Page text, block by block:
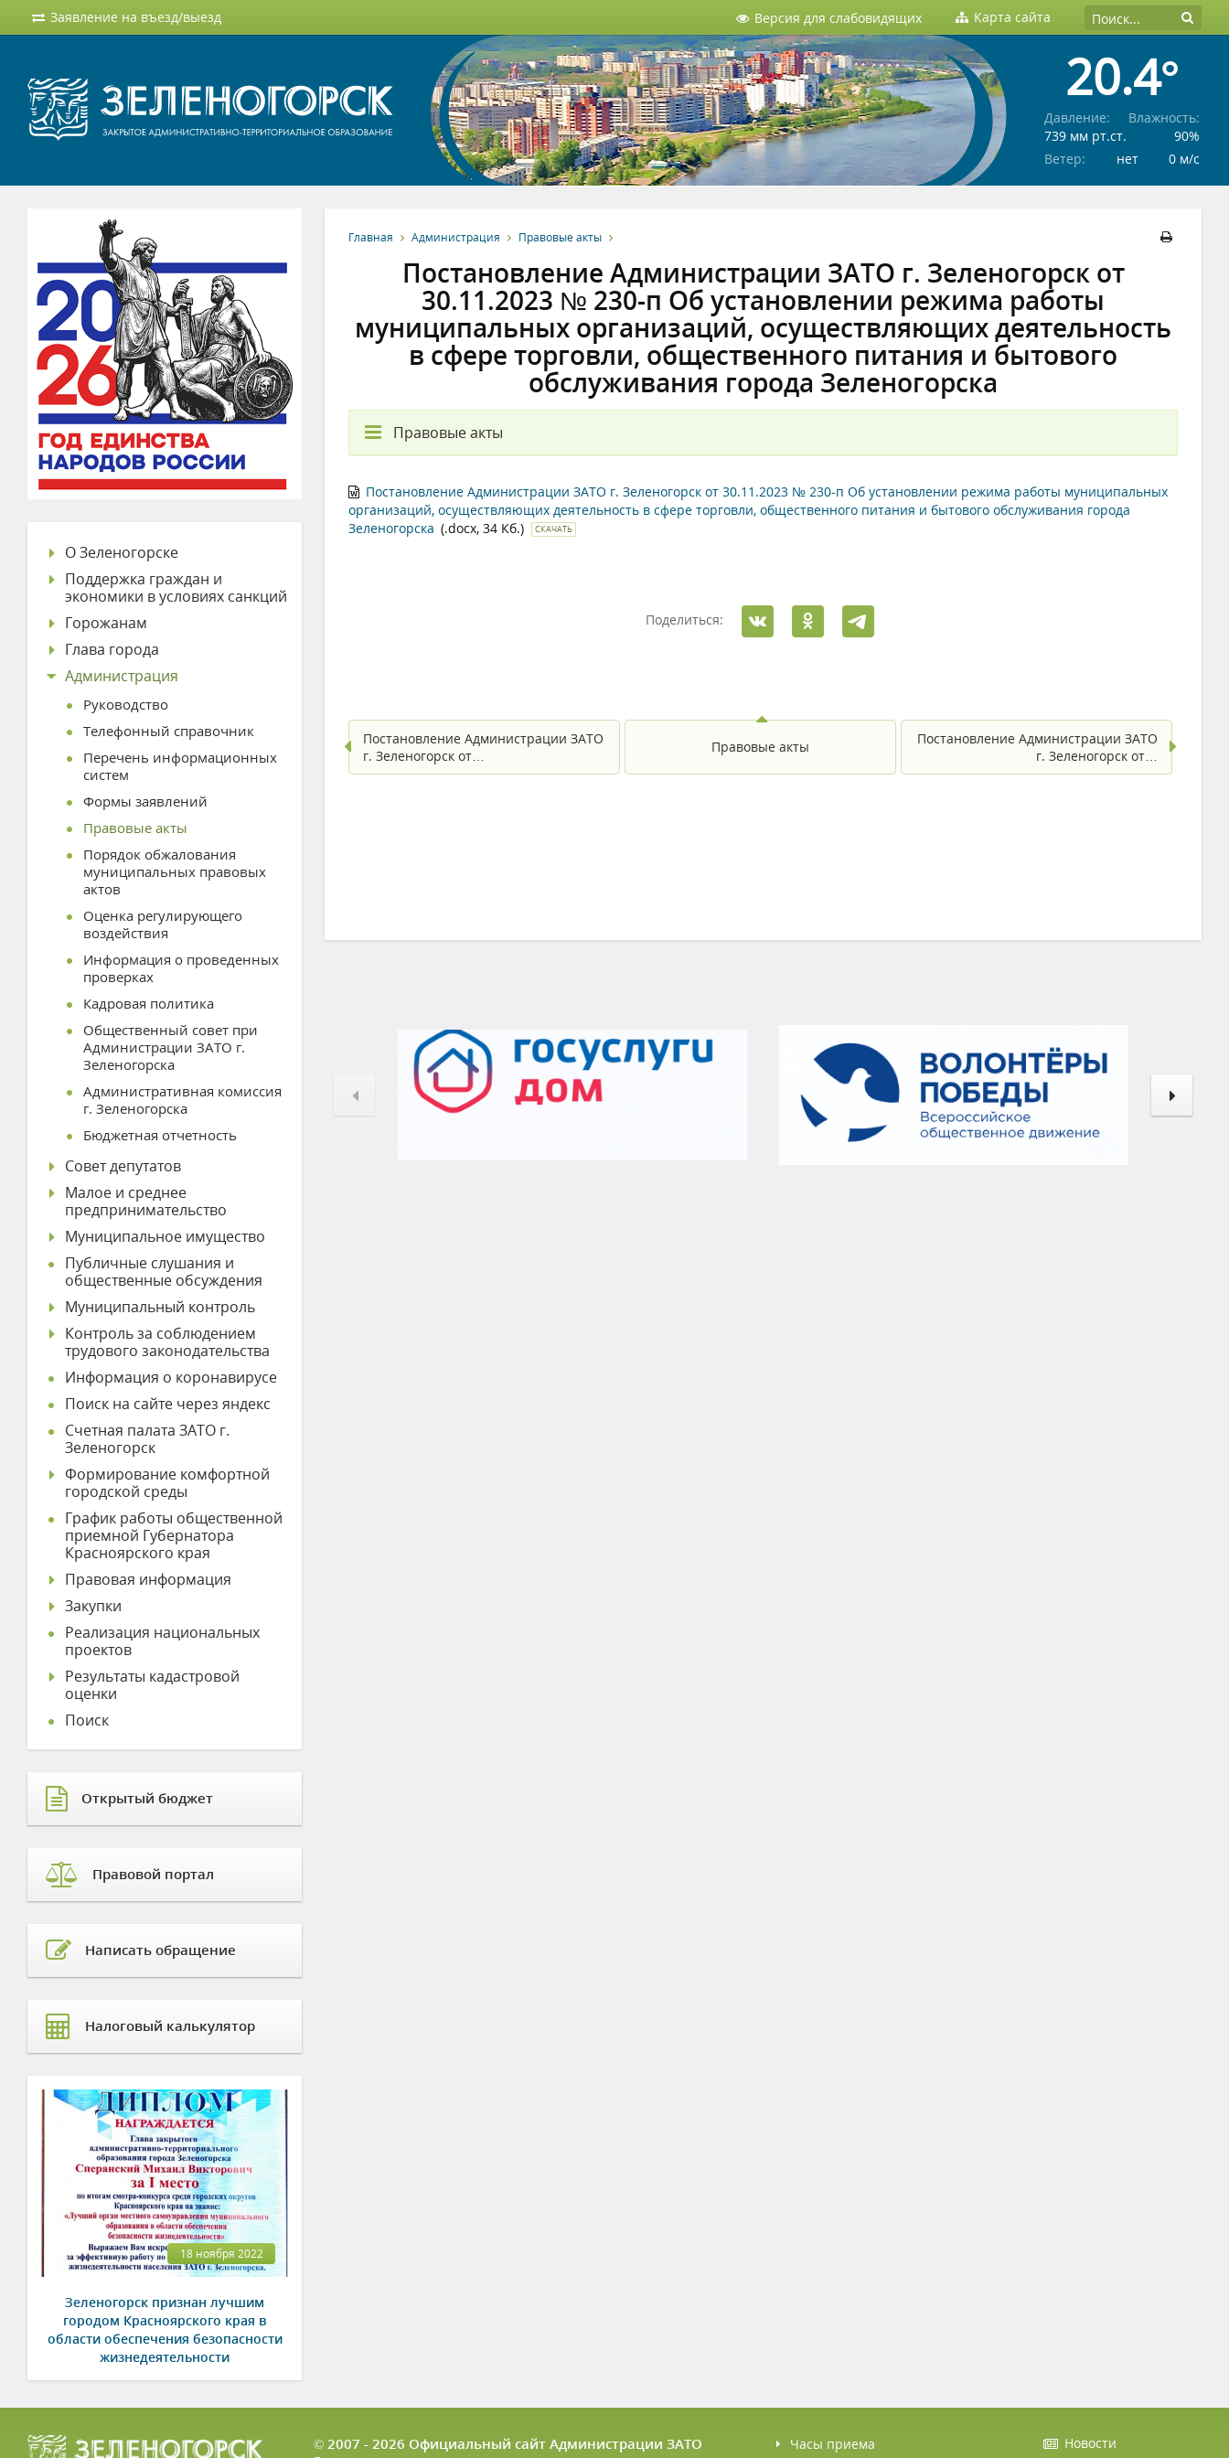
Заявление на въезд/выезд Версия для слабовидящих Карта сайта
20.4°
Давление:
739 мм рт.ст.
Влажность:
90%
Ветер:
нет 0 м/c
Главная Администрация Правовые акты
Постановление Администрации ЗАТО г. Зеленогорск от
30.11.2023 № 230-п Об установлении режима работы
муниципальных организаций, осуществляющих деятельность
в сфере торговли, общественного питания и бытового
обслуживания города Зеленогорска
Правовые акты
Постановление Администрации ЗАТО г. Зеленогорск от 30.11.2023 № 230-п Об установлении режима работы муниципальных
организаций, осуществляющих деятельность в сфере торговли, общественного питания и бытового обслуживания города
Зеленогорска (.docx, 34 Кб.) СКАЧАТЬ
Поделиться:
Постановление Администрации ЗАТО
г. Зеленогорск от…
Правовые акты
Постановление Администрации ЗАТО
г. Зеленогорск от…
О Зеленогорске
Поддержка граждан и
экономики в условиях санкций
Горожанам
Глава города
Администрация
Руководство
Телефонный справочник
Перечень информационных
систем
Формы заявлений
Правовые акты
Порядок обжалования
муниципальных правовых
актов
Оценка регулирующего
воздействия
Информация о проведенных
проверках
Кадровая политика
Общественный совет при
Администрации ЗАТО г.
Зеленогорска
Административная комиссия
г. Зеленогорска
Бюджетная отчетность
Совет депутатов
Малое и среднее
предпринимательство
Муниципальное имущество
Публичные слушания и
общественные обсуждения
Муниципальный контроль
Контроль за соблюдением
трудового законодательства
Информация о коронавирусе
Поиск на сайте через яндекс
Счетная палата ЗАТО г.
Зеленогорск
Формирование комфортной
городской среды
График работы общественной
приемной Губернатора
Красноярского края
Правовая информация
Закупки
Реализация национальных
проектов
Результаты кадастровой
оценки
Поиск
Открытый бюджет
Правовой портал
Написать обращение
Налоговый калькулятор
18 ноября 2022
Зеленогорск признан лучшим
городом Красноярского края в
области обеспечения безопасности
жизнедеятельности
© 2007 - 2026 Официальный сайт Администрации ЗАТО
Часы приема Новости